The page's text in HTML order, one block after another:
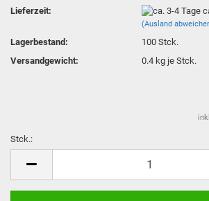
Lieferzeit:
(Ausland
Lagerbestand: 100Stck.
Versandgewicht:
0.4 kg je Stck.
Stck.: